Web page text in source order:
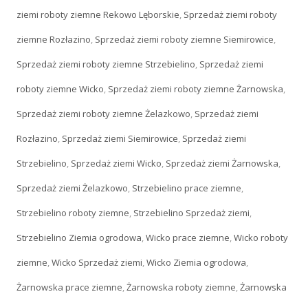
ziemi roboty ziemne Rekowo Lęborskie, Sprzedaż ziemi roboty
ziemne Rozłazino, Sprzedaż ziemi roboty ziemne Siemirowice,
Sprzedaż ziemi roboty ziemne Strzebielino, Sprzedaż ziemi
roboty ziemne Wicko, Sprzedaż ziemi roboty ziemne Żarnowska,
Sprzedaż ziemi roboty ziemne Żelazkowo, Sprzedaż ziemi
Rozłazino, Sprzedaż ziemi Siemirowice, Sprzedaż ziemi
Strzebielino, Sprzedaż ziemi Wicko, Sprzedaż ziemi Żarnowska,
Sprzedaż ziemi Żelazkowo, Strzebielino prace ziemne,
Strzebielino roboty ziemne, Strzebielino Sprzedaż ziemi,
Strzebielino Ziemia ogrodowa,Wicko prace ziemne,Wicko roboty
ziemne,Wicko Sprzedaż ziemi,Wicko Ziemia ogrodowa,
Żarnowska prace ziemne,Żarnowska roboty ziemne,Żarnowska